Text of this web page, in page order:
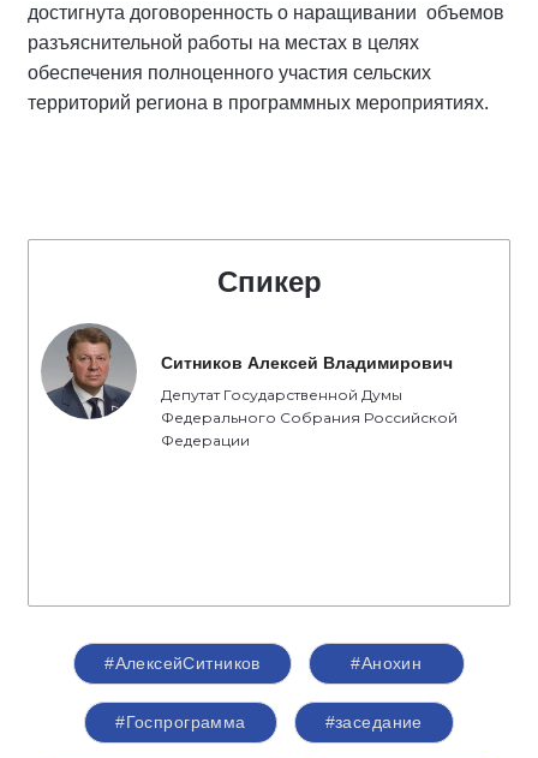
достигнута договоренность о наращивании объемов
разъяснительной работы на местах в целях
обеспечения полноценного участия сельских
территорий региона в программных мероприятиях.
Спикер
Ситников Алексей Владимирович
Депутат Государственной Думы
Федерального Собрания Российской
Федерации
#АлексейСитников #Анохин
#Госпрограмма #заседание